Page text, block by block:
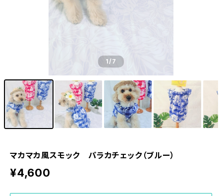
1/7
マカマカ風スモック パラカチェック（ブルー）
¥4,600